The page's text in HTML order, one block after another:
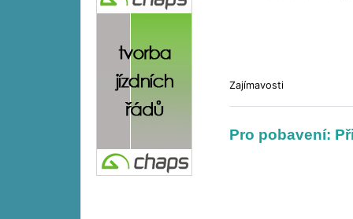
Zajímavosti
Pro pobavení: